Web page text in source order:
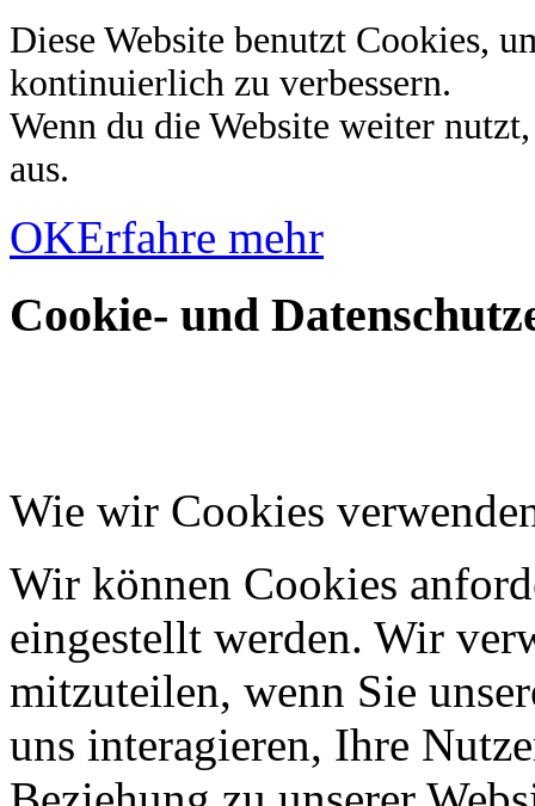
Diese Website benutzt Cookies,
kontinuierlich zu verbessern.
Wenn du die Website weiter
aus.
OKErfahre mehr
Cookie- und
Wie wir Cookies
Wir können Cookies
eingestellt werden. Wir
mitzuteilen, wenn Sie
uns interagieren, Ihre